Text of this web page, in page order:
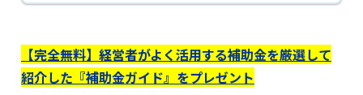
【完全無料】経営者がよく活用する補助金を厳選して
紹介した『補助金ガイド』をプレゼント